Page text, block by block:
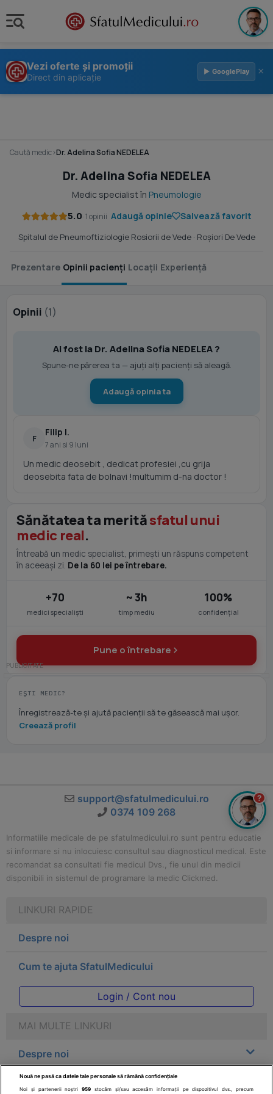
Vezi oferte și promoții
Direct din aplicație
▶ GooglePlay ×
Caută medic›Dr. Adelina Sofia NEDELEA
Dr. Adelina Sofia NEDELEA
Medic specialist în Pneumologie
5.0· 1 opinii Adaugă opinie Salvează favorit
Spitalul de Pneumoftiziologie Rosiorii de Vede· Roşiori De Vede
Prezentare Opinii pacienți Locații Experiență
Opinii (1)
Ai fost la Dr. Adelina Sofia NEDELEA ?
Spune-ne părerea ta — ajuți alți pacienți să aleagă.
Adaugă opinia ta
F
Filip I.
7 ani si 9 luni
Un medic deosebit , dedicat profesiei ,cu grija
deosebita fata de bolnavi !multumim d-na doctor !
Sănătatea ta merităsfatul unui
medic real.
Întreabă un medic specialist, primești un răspuns competent
în aceeași zi. De la 60 lei pe întrebare.
+70
medici specialiști
~ 3h
timp mediu
100%
confidențial
Pune o întrebare
EȘTI MEDIC?
Înregistrează-te și ajută pacienții să te găsească mai ușor.
Creează profil
support@sfatulmedicului.ro
0374 109 268
Informatiile medicale de pe sfatulmedicului.ro sunt pentru educatie
si informare si nu inlocuiesc consultul sau diagnosticul medical. Este
recomandat sa consultati fie medicul Dvs., fie unul din medicii
disponibili in sistemul de programare la medic Clickmed.
LINKURI RAPIDE
Despre noi
Cum te ajuta SfatulMedicului
Login / Cont nou
MAI MULTE LINKURI
Despre noi
Legal
?
Nouă ne pasă ca datele tale personale să rămână confidențiale
Noi și partenerii noștri959 stocăm și/sau accesăm informații pe dispozitivul dvs., precum